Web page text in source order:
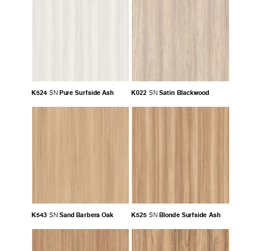
K524 SN Pure Surfside Ash K022 SN Satin Blackwood
K543 SN Sand Barbera Oak K525 SN Blonde Surfside Ash